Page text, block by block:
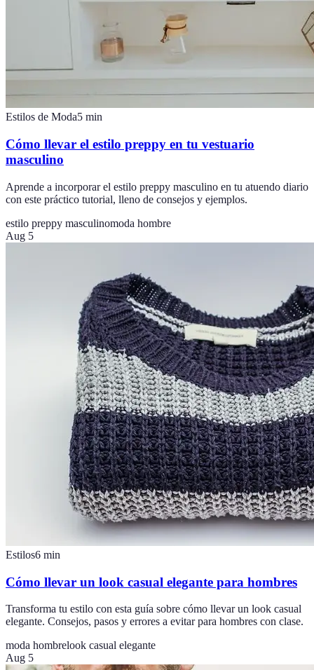
Estilos de Moda5 min
Cómo llevar el estilo preppy en tu vestuario
masculino
Aprende a incorporar el estilo preppy masculino en tu atuendo diario
con este práctico tutorial, lleno de consejos y ejemplos.
estilo preppy masculinomoda hombre
Aug 5
Estilos6 min
Cómo llevar un look casual elegante para hombres
Transforma tu estilo con esta guía sobre cómo llevar un look casual
elegante. Consejos, pasos y errores a evitar para hombres con clase.
moda hombrelook casual elegante
Aug 5